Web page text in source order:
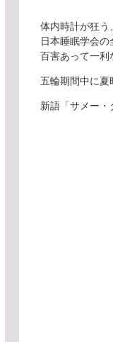
体内時計が狂う
日本睡眠学会の
百害あって一利
五輪期間中に夏
新語「サメー・